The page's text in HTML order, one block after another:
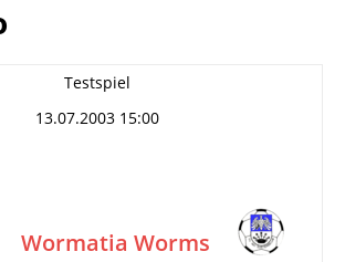
Testspiel
13.07.2003 15:00
Wormatia Worms